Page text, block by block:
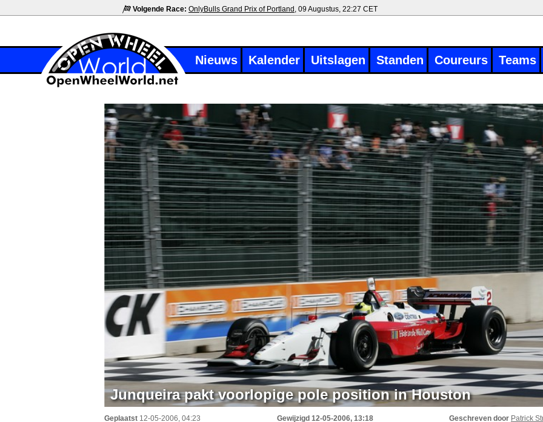
Volgende Race: OnlyBulls Grand Prix of Portland , 09 Augustus, 22:27 CET
Nieuws Kalender Uitslagen Standen Coureurs Teams
Junqueira pakt voorlopige pole position in Houston
Geplaatst 12-05-2006, 04:23 Gewijzigd 12-05-2006, 13:18 Geschreven door Patrick